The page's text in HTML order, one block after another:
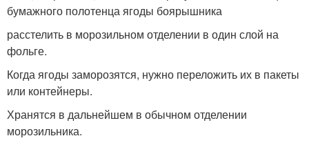
бумажного полотенца ягоды боярышника
расстелить в морозильном отделении в один слой на
фольге.
Когда ягоды заморозятся, нужно переложить их в пакеты
или контейнеры.
Хранятся в дальнейшем в обычном отделении
морозильника.